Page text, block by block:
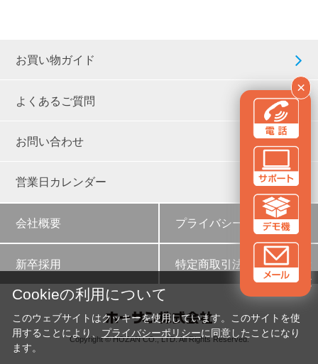
×
お買い物ガイド
よくあるご質問
お問い合わせ
営業日カレンダー
会社概要 プライバシーポリシー
新卒採用 特定商取引法に基づく表示
Copyright © HOZAN CO., LTD. All Rights Reserved.
✕
Cookieの利用について
このウェブサイトはクッキーを使用しています。このサイトを使
用することにより、 プライバシーポリシーに同意したことになり
ます。